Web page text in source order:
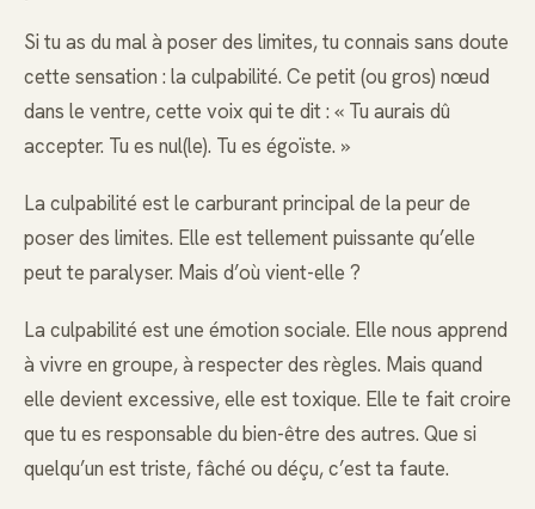
Si tu as du mal à poser des limites, tu connais sans doute
cette sensation : la culpabilité. Ce petit (ou gros) nœud
dans le ventre, cette voix qui te dit : « Tu aurais dû
accepter. Tu es nul(le). Tu es égoïste. »
La culpabilité est le carburant principal de la peur de
poser des limites. Elle est tellement puissante qu’elle
peut te paralyser. Mais d’où vient-elle ?
La culpabilité est une émotion sociale. Elle nous apprend
à vivre en groupe, à respecter des règles. Mais quand
elle devient excessive, elle est toxique. Elle te fait croire
que tu es responsable du bien-être des autres. Que si
quelqu’un est triste, fâché ou déçu, c’est ta faute.